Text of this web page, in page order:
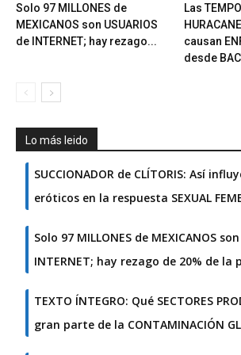
Solo 97 MILLONES de
MEXICANOS son USUARIOS
de INTERNET; hay rezago...
Las
causan
desde
Lo más leido
SUCCIONADOR de CLÍTORIS: Así
eróticos en la respuesta SEXUAL
Solo 97 MILLONES de MEXICANOS
INTERNET; hay rezago de 20% de la
TEXTO ÍNTEGRO: Qué SECTORES
gran parte de la CONTAMINACIÓN